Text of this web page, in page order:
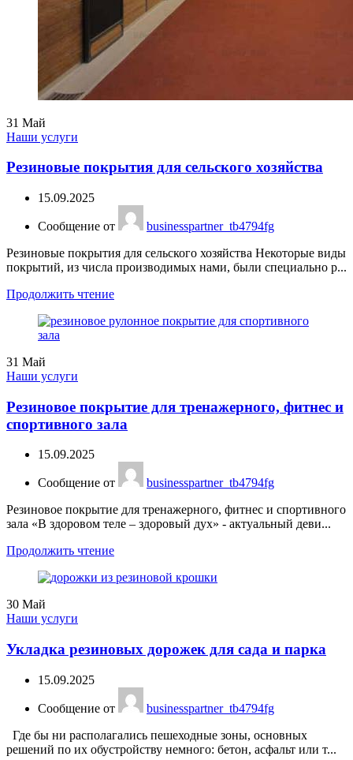
31 Май
Наши услуги
Резиновые покрытия для сельского хозяйства
15.09.2025
Сообщение от
businesspartner_tb4794fg
Резиновые покрытия для сельского хозяйства Некоторые виды
покрытий, из числа производимых нами, были специально р...
Продолжить чтение
31 Май
Наши услуги
Резиновое покрытие для тренажерного, фитнес и
спортивного зала
15.09.2025
Сообщение от
businesspartner_tb4794fg
Резиновое покрытие для тренажерного, фитнес и спортивного
зала «В здоровом теле – здоровый дух» - актуальный деви...
Продолжить чтение
30 Май
Наши услуги
Укладка резиновых дорожек для сада и парка
15.09.2025
Сообщение от
businesspartner_tb4794fg
Где бы ни располагались пешеходные зоны, основных
решений по их обустройству немного: бетон, асфальт или т...